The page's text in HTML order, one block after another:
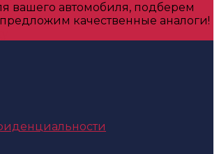
вашего автомобиля, подберем
качественные аналоги!